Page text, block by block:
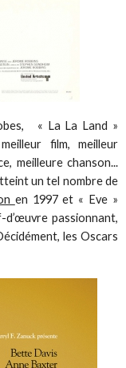
« La La Land »
film, meilleur
meilleure chanson...
un tel nombre de
en 1997 et « Eve »
passionnant,
les Oscars